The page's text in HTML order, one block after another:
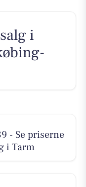
i
- Se priserne
i Tarm